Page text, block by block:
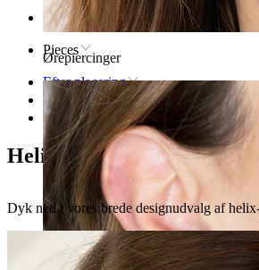
Ørepiercinger
Forsiden
Pieces
Efter placering
Øre
Helix
Helix-piercing
Dyk ned i vores brede designudvalg af